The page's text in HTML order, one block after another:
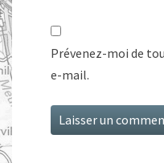
Prévenez-moi de
e-mail.